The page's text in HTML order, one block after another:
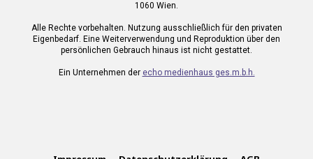
1060 Wien.
Alle Rechte vorbehalten. Nutzung ausschließlich für den privaten
Eigenbedarf. Eine Weiterverwendung und Reproduktion über den
persönlichen Gebrauch hinaus ist nicht gestattet.
Ein Unternehmen der echo medienhaus ges.m.b.h.